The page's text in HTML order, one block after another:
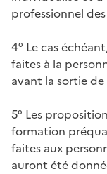
professionnel
4° Le cas
faites à la
avant la sortie
5° Les
formation
faites aux
auront été